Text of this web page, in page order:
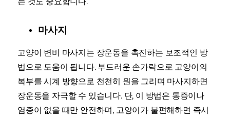
마사지
고양이 변비 마사지는 장운동을 촉진하는 보조적인 방
법으로 도움이 됩니다. 부드러운 손가락으로 고양이의
복부를 시계 방향으로 천천히 원을 그리며 마사지하면
장운동을 자극할 수 있습니다. 단, 이 방법은 통증이나
염증이 없을 때만 안전하며, 고양이가 불편해하면 즉시